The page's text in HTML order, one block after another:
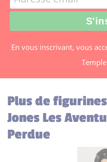
En vous inscrivant, vous
Plus de figurines
Jones Les
Perdue